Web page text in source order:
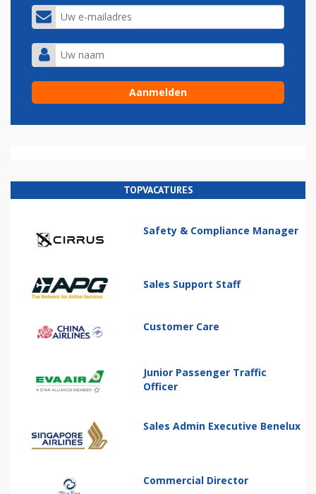
TOPVACATURES
Safety & Compliance Manager
Sales Support Staff
Customer Care
Junior Passenger Traffic
Officer
Sales Admin Executive Benelux
Commercial Director